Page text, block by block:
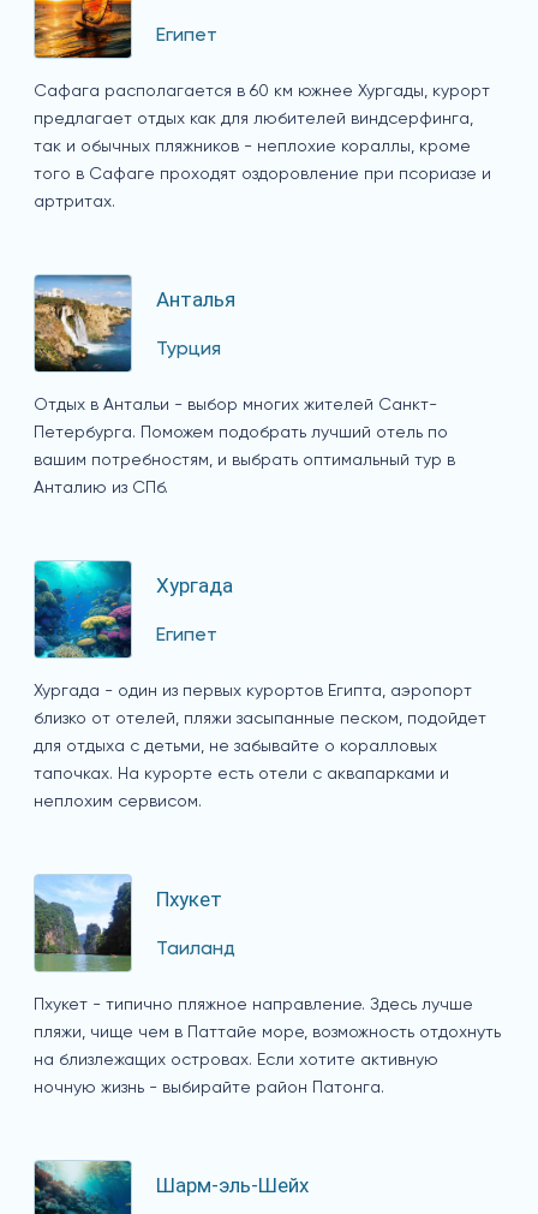
Египет
Сафага располагается в 60 км южнее Хургады, курорт
предлагает отдых как для любителей виндсерфинга,
так и обычных пляжников - неплохие кораллы, кроме
того в Сафаге проходят оздоровление при псориазе и
артритах.
Анталья
Турция
Отдых в Антальи - выбор многих жителей Санкт-
Петербурга. Поможем подобрать лучший отель по
вашим потребностям, и выбрать оптимальный тур в
Анталию из СПб.
Хургада
Египет
Хургада - один из первых курортов Египта, аэропорт
близко от отелей, пляжи засыпанные песком, подойдет
для отдыха с детьми, не забывайте о коралловых
тапочках. На курорте есть отели с аквапарками и
неплохим сервисом.
Пхукет
Таиланд
Пхукет - типично пляжное направление. Здесь лучше
пляжи, чище чем в Паттайе море, возможность отдохнуть
на близлежащих островах. Если хотите активную
ночную жизнь - выбирайте район Патонга.
Шарм-эль-Шейх